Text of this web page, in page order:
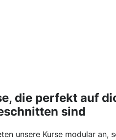
die perfekt auf
sind
unsere Kurse modular an,